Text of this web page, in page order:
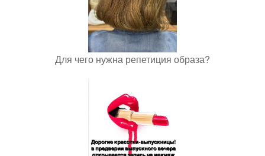
Для чего нужна репетиция образа?